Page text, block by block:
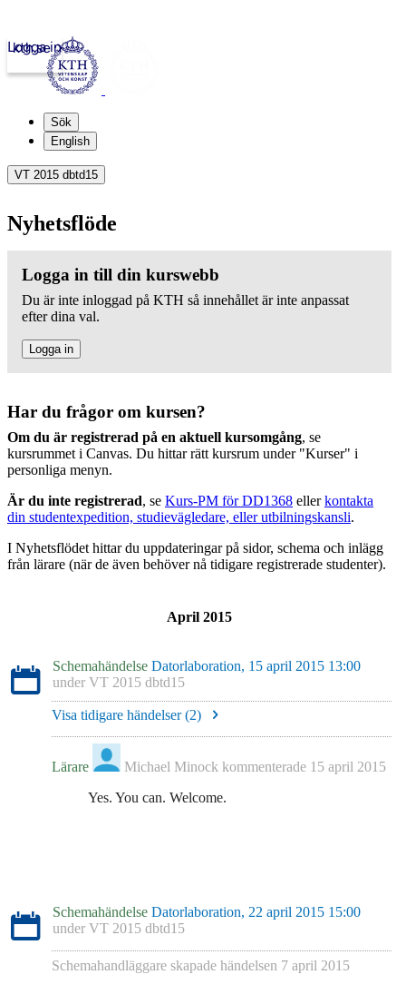
kth.se
Logga in
Sök
English
VT 2015 dbtd15
Nyhetsflöde
Logga in till din kurswebb
Du är inte inloggad på KTH så innehållet är inte anpassat
efter dina val.
Logga in
Har du frågor om kursen?
Om du är registrerad på en aktuell kursomgång, se
kursrummet i Canvas. Du hittar rätt kursrum under "Kurser" i
personliga menyn.
Är du inte registrerad, se Kurs-PM för DD1368 ellerkontakta
din studentexpedition, studievägledare, eller utbilningskansli.
I Nyhetsflödet hittar du uppdateringar på sidor, schema och inlägg
från lärare (när de även behöver nå tidigare registrerade studenter).
April 2015
Schemahändelse Datorlaboration, 15 april 2015 13:00
under VT 2015 dbtd15
Visa tidigare händelser (2)
Lärare Michael Minock kommenterade 15 april 2015
Yes. You can. Welcome.
Schemahändelse Datorlaboration, 22 april 2015 15:00
under VT 2015 dbtd15
Schemahandläggare skapade händelsen 7 april 2015